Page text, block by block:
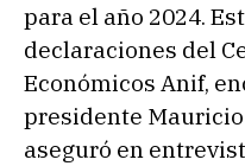
para el año 2024.
declaraciones del
Económicos Anif,
presidente Mauricio
aseguró en